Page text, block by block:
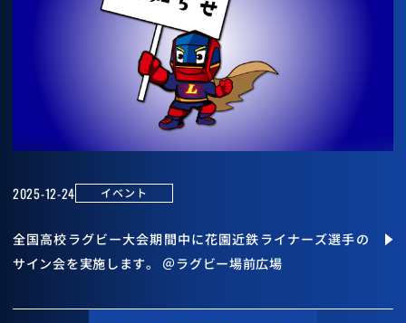
2025-12-24 イベント
全国高校ラグビー大会期間中に花園近鉄ライナーズ選手の
サイン会を実施します。 ＠ラグビー場前広場